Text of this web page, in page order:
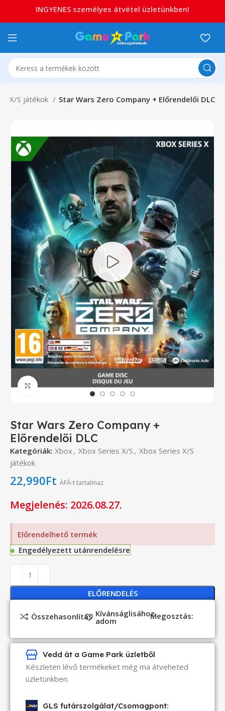
X/S játékok Star Wars Zero Company + Előrendelői DLC
Click to enlarge
Star Wars Zero Company +
Előrendelői DLC
Kategóriák: Xbox , Xbox Series X/S , Xbox Series X/S
játékok
22,990Ft ÁFÁ-t tartalmaz
Megjelenés: 2026.08.27.
Előrendelhető termék
Engedélyezett utánrendelésre
ELŐRENDELÉS
Összehasonlítás Kívánságlisához
adom Megosztás:
Vedd át a Game Park üzletből
Készleten lévő termékeket még ma átveheted
üzletünkben.
GLS futárszolgálat/Csomagpont:
INGYENES személyes átvétel üzletünkben!